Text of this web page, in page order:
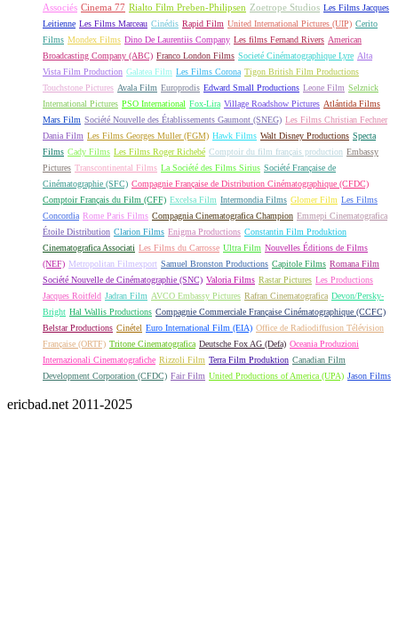
Associés Cinema 77 Rialto Film Preben-Philipsen Zoetrope Studios Les Films Jacques
Leitienne Les Films Marceau Cinédis Rapid Film United International Pictures (UIP) Cerito
Films Mondex Films Dino De Laurentiis Company Les films Fernand Rivers American
Broadcasting Company (ABC) Franco London Films Societé Cinématographique Lyre Alta
Vista Film Production Galatea Film Les Films Corona Tigon British Film Productions
Touchstone Pictures Avala Film Europrodis Edward Small Productions Leone Film Selznick
International Pictures PSO International Fox-Lira Village Roadshow Pictures Atlántida Films
Mars Film Société Nouvelle des Établissements Gaumont (SNEG) Les Films Christian Fechner
Dania Film Les Films Georges Muller (FGM) Hawk Films Walt Disney Productions Specta
Films Cady Films Les Films Roger Richebé Comptoir du film français production Embassy
Pictures Transcontinental Films La Société des Films Sirius Société Française de
Cinématographie (SFC) Compagnie Française de Distribution Cinématographique (CFDC)
Comptoir Français du Film (CFF) Excelsa Film Intermondia Films Glomer Film Les Films
Concordia Rome Paris Films Compagnia Cinematografica Champion Emmepi Cinematografica
Étoile Distribution Clarion Films Enigma Productions Constantin Film Produktion
Cinematografica Associati Les Films du Carrosse Ultra Film Nouvelles Éditions de Films
(NEF) Metropolitan Filmexport Samuel Bronston Productions Capitole Films Romana Film
Société Nouvelle de Cinématographie (SNC) Valoria Films Rastar Pictures Les Productions
Jacques Roitfeld Jadran Film AVCO Embassy Pictures Rafran Cinematografica Devon/Persky-
Bright Hal Wallis Productions Compagnie Commerciale Française Cinématographique (CCFC)
Belstar Productions Cinétel Euro International Film (EIA) Office de Radiodiffusion Télévision
Française (ORTF) Tritone Cinematografica Deutsche Fox AG (Defa) Oceania Produzioni
Internazionali Cinematografiche Rizzoli Film Terra Film Produktion Canadian Film
Development Corporation (CFDC) Fair Film United Productions of America (UPA) Jason Films
ericbad.net 2011-2025